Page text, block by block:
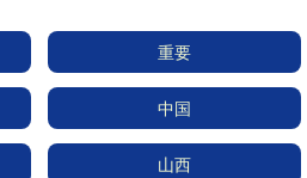
重要
中国
山西